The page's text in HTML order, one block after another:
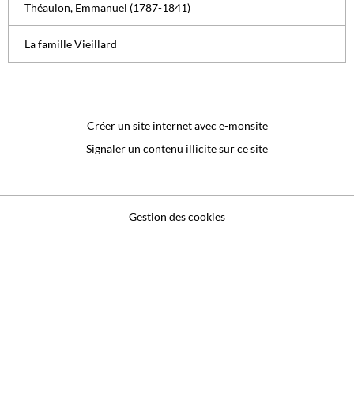
Théaulon, Emmanuel (1787-1841)
La famille Vieillard
Créer un site internet avec e-monsite
Signaler un contenu illicite sur ce site
Gestion des cookies